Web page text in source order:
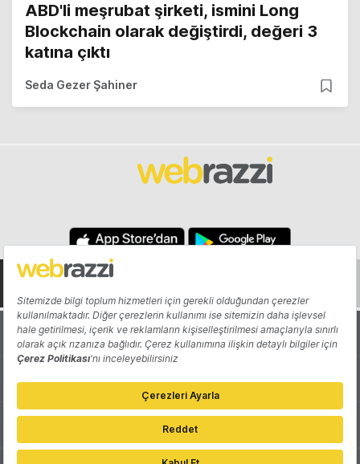
ABD'li meşrubat şirketi, ismini Long
Blockchain olarak değiştirdi, değeri 3
katına çıktı
Seda Gezer Şahiner
Hakkında Yazarlar
Katkıda Bulun Reklam